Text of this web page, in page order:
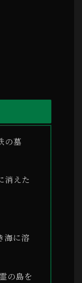
の墓
消えた
海に溶
の島を